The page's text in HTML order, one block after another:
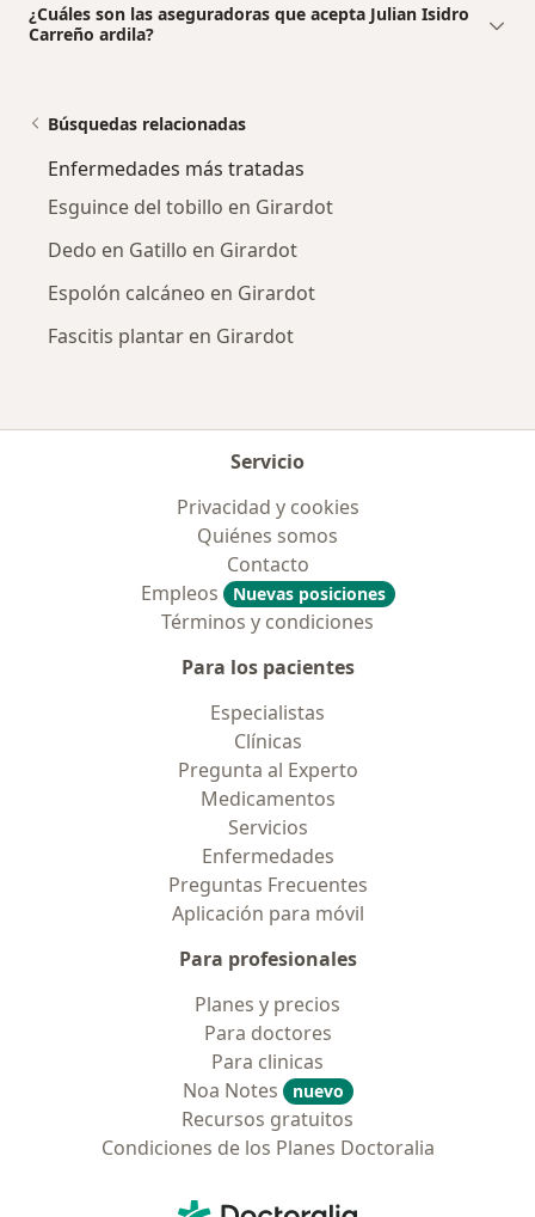
¿Cuáles son las aseguradoras que acepta Julian Isidro
Carreño ardila?
Búsquedas relacionadas
Enfermedades más tratadas
Esguince del tobillo en Girardot
Dedo en Gatillo en Girardot
Espolón calcáneo en Girardot
Fascitis plantar en Girardot
Servicio
Privacidad y cookies
Quiénes somos
Contacto
Empleos
Nuevas posiciones
Términos y condiciones
Para los pacientes
Especialistas
Clínicas
Pregunta al Experto
Medicamentos
Servicios
Enfermedades
Preguntas Frecuentes
Aplicación para móvil
Para profesionales
Planes y precios
Para doctores
Para clinicas
Noa Notes
nuevo
Recursos gratuitos
Condiciones de los Planes Doctoralia
Doctoralia - Página de inicio